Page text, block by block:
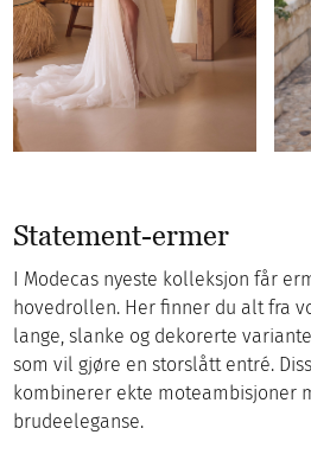
Statement-ermer
I Modecas nyeste kolleksjon får
hovedrollen. Her finner du alt fra
lange, slanke og dekorerte
som vil gjøre en storslått entré.
kombinerer ekte moteambisjoner
brudeeleganse.